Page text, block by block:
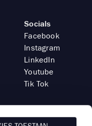
Socials
Facebook
Instagram
LinkedIn
Youtube
Tik Tok